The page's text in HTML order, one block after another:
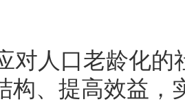
对人口老龄化的
构、提高效益，